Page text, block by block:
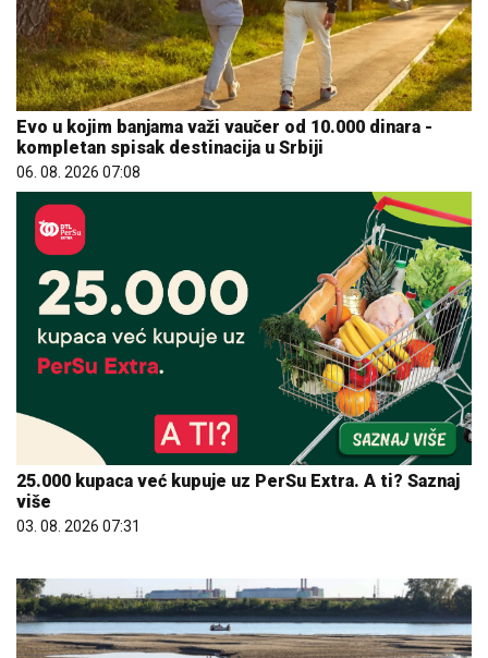
Evo u kojim banjama važi vaučer od 10.000 dinara -
kompletan spisak destinacija u Srbiji
06. 08. 2026 07:08
25.000 kupaca već kupuje uz PerSu Extra. A ti? Saznaj
više
03. 08. 2026 07:31